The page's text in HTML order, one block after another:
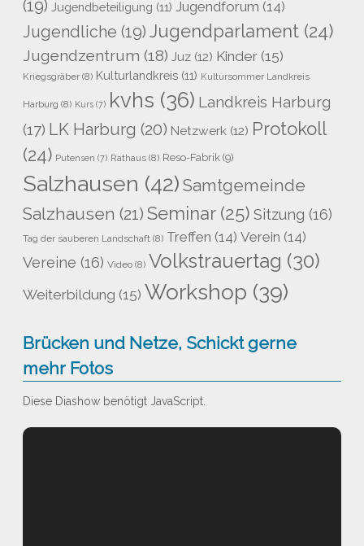
(19) Jugendbeteiligung (11) Jugendforum (14)
Jugendliche (19) Jugendparlament (24)
Jugendzentrum (18) Juz (12) Kinder (15)
Kriegsgräber (8) Kulturlandkreis (11) Kultursommer Landkreis
Harburg (8) Kurs (7) kvhs (36) Landkreis Harburg
(17) LK Harburg (20) Netzwerk (12) Protokoll
(24) Putensen (7) Rathaus (8) Reso-Fabrik (9)
Salzhausen (42) Samtgemeinde
Salzhausen (21) Seminar(25) Sitzung (16)
Tag der sauberen Landschaft (8) Treffen (14) Verein (14)
Vereine (16) Video (8) Volkstrauertag (30)
Weiterbildung (15) Workshop (39)
Brücken und Netze, Schickt gerne
mehr Fotos
Diese Diashow benötigt JavaScript.